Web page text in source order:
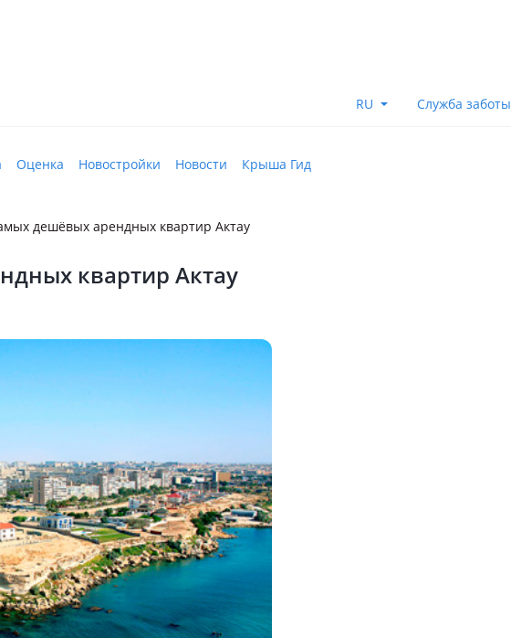
RU Служба заботы
Оценка Новостройки Новости Крыша Гид
дешёвых арендных квартир Актау
квартир Актау